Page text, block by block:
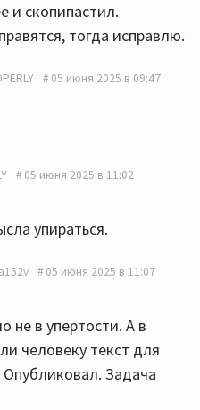
и скопипастил.
тогда исправлю.
05 июня 2025 в 09:47
05 июня 2025 в 11:02
упираться.
05 июня 2025 в 11:07
не в упертости. А в
человеку текст для
Задача